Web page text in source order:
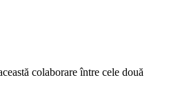
colaborare între cele două